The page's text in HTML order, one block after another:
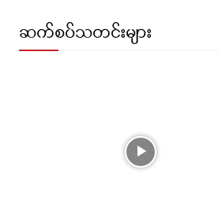
ဆက်စပ်သတင်းများ